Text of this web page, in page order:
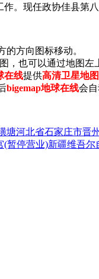
。现任政协佳县第
方向图标移动。
，也可以通过地图
在线提供高清卫星地图
bigemap地球在线会
塘河北省石家庄市晋
(暂停营业)新疆维吾尔